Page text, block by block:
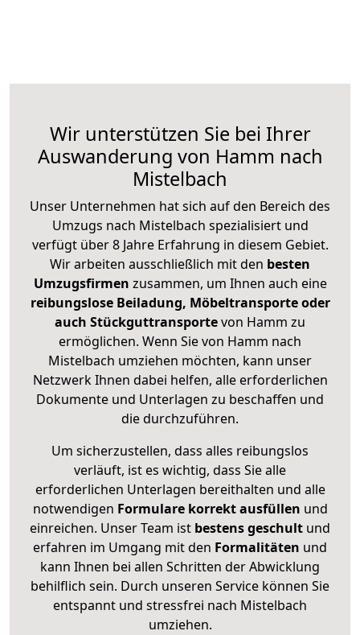
Wir unterstützen Sie bei Ihrer
Auswanderung von Hamm nach
Mistelbach
Unser Unternehmen hat sich auf den Bereich des
Umzugs nach Mistelbach spezialisiert und
verfügt über 8 Jahre Erfahrung in diesem Gebiet.
Wir arbeiten ausschließlich mit den besten
Umzugsfirmen zusammen, um Ihnen auch eine
reibungslose Beiladung, Möbeltransporte oder
auch Stückguttransportevon Hamm zu
ermöglichen. Wenn Sie von Hamm nach
Mistelbach umziehen möchten, kann unser
Netzwerk Ihnen dabei helfen, alle erforderlichen
Dokumente und Unterlagen zu beschaffen und
die durchzuführen.
Um sicherzustellen, dass alles reibungslos
verläuft, ist es wichtig, dass Sie alle
erforderlichen Unterlagen bereithalten und alle
notwendigen Formulare korrekt ausfüllen und
einreichen. Unser Team ist bestens geschult und
erfahren im Umgang mit den Formalitäten und
kann Ihnen bei allen Schritten der Abwicklung
behilflich sein. Durch unseren Service können Sie
entspannt und stressfrei nach Mistelbach
umziehen.